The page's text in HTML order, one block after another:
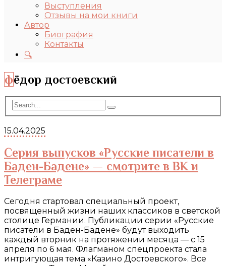
Выступления
Отзывы на мои книги
Автор
Биография
Контакты
🔍
фёдор достоевский
15.04.2025
Серия выпусков «Русские писатели в
Баден-Бадене» — смотрите в ВК и
Телеграме
Сегодня стартовал специальный проект,
посвященный жизни наших классиков в светской
столице Германии. Публикации серии «Русские
писатели в Баден-Бадене» будут выходить
каждый вторник на протяжении месяца — с 15
апреля по 6 мая. Флагманом спецпроекта стала
интригующая тема «Казино Достоевского». Все